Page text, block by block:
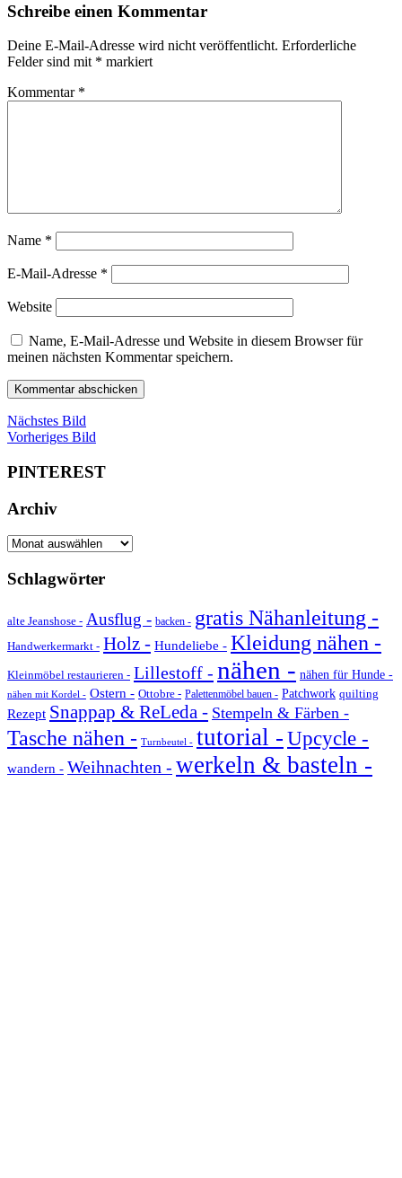
Schreibe einen Kommentar
Deine E-Mail-Adresse wird nicht veröffentlicht. Erforderliche
Felder sind mit * markiert
Kommentar *
Name *
E-Mail-Adresse *
Website
Name, E-Mail-Adresse und Website in diesem Browser für
meinen nächsten Kommentar speichern.
Nächstes Bild
Vorheriges Bild
PINTEREST
Archiv
Archiv
Schlagwörter
alte Jeanshose - Ausflug - backen - gratis Nähanleitung -
Handwerkermarkt - Holz - Hundeliebe - Kleidung nähen -
Kleinmöbel restaurieren - Lillestoff - nähen - nähen für Hunde -
nähen mit Kordel - Ostern - Ottobre - Palettenmöbel bauen - Patchwork quilting
Rezept Snappap & ReLeda - Stempeln & Färben -
Tasche nähen - Turnbeutel - tutorial -Upcycle -
wandern - Weihnachten - werkeln & basteln -